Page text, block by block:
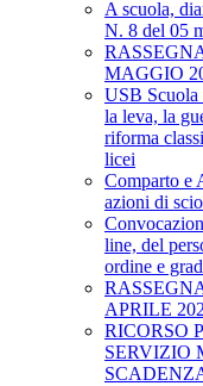
A scuola,
N. 8 del 05
MAGGIO
USB Scuola
la leva, la
riforma
licei
Comparto e
azioni di
line, del
ordine e
APRILE
RICORSO
SERVIZIO